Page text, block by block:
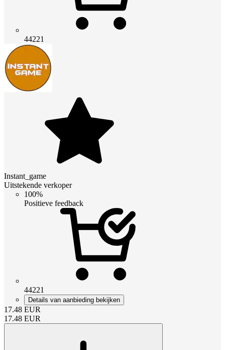
44221
Instant_game
Uitstekende verkoper
100%
Positieve feedback
44221
Details van aanbieding bekijken
17.48 EUR
17.48 EUR